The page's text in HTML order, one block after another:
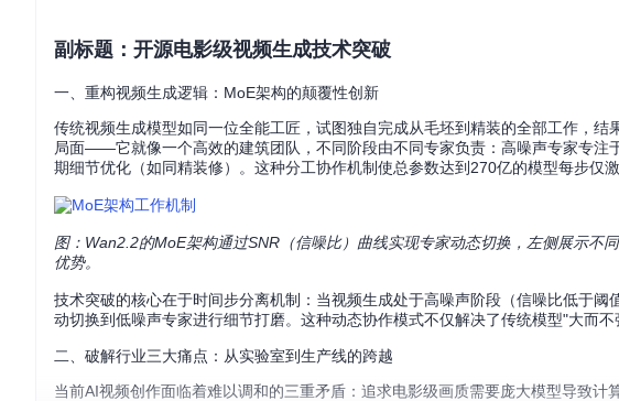
副标题：开源电影级视频生成技术突破
一、重构视频生成逻辑：MoE架构的颠覆性创新
传统视频生成模型如同一位全能工匠，试图独自完成从毛坯到精装的全部工作，
局面——它就像一个高效的建筑团队，不同阶段由不同专家负责：高噪声专家专注
期细节优化（如同精装修）。这种分工协作机制使总参数达到270亿的模型每步仅
图：Wan2.2的MoE架构通过SNR（信噪比）曲线实现专家动态切换，左侧展示不
优势。
技术突破的核心在于时间步分离机制：当视频生成处于高噪声阶段（信噪比低于
动切换到低噪声专家进行细节打磨。这种动态协作模式不仅解决了传统模型"大而
二、破解行业三大痛点：从实验室到生产线的跨越
当前AI视频创作面临着难以调和的三重矛盾：追求电影级画质需要庞大模型导致